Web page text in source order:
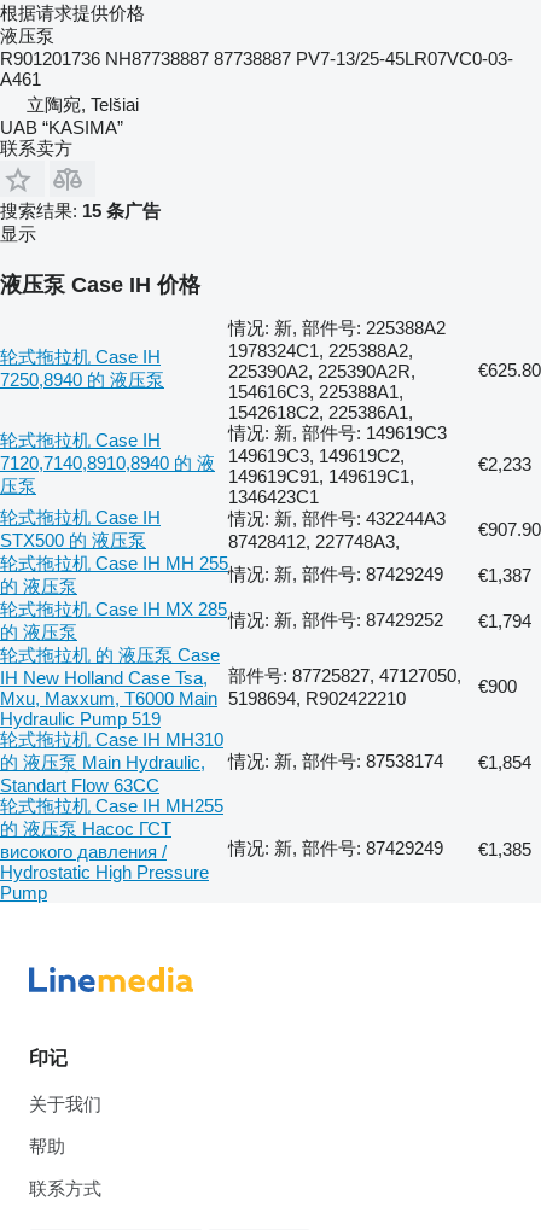
根据请求提供价格
液压泵
R901201736 NH87738887 87738887 PV7-13/25-45LR07VC0-03-
A461
立陶宛, Telšiai
UAB “KASIMA”
联系卖方
搜索结果: 15 条广告
显示
液压泵 Case IH 价格
轮式拖拉机 Case IH
7250,8940 的 液压泵
情况: 新, 部件号: 225388A2
1978324C1, 225388A2,
225390A2, 225390A2R,
154616C3, 225388A1,
1542618C2, 225386A1,
€625.80
轮式拖拉机 Case IH
7120,7140,8910,8940 的 液
压泵
情况: 新, 部件号: 149619C3
149619C3, 149619C2,
149619C91, 149619C1,
1346423C1
€2,233
轮式拖拉机 Case IH
STX500 的 液压泵
情况: 新, 部件号: 432244A3
87428412, 227748A3,
€907.90
轮式拖拉机 Case IH MH 255
的 液压泵
情况: 新, 部件号: 87429249
€1,387
轮式拖拉机 Case IH MX 285
的 液压泵
情况: 新, 部件号: 87429252
€1,794
轮式拖拉机 的 液压泵 Case
IH New Holland Case Tsa,
Mxu, Maxxum, T6000 Main
Hydraulic Pump 519
部件号: 87725827, 47127050,
5198694, R902422210
€900
轮式拖拉机 Case IH MH310
的 液压泵 Main Hydraulic,
Standart Flow 63CC
情况: 新, 部件号: 87538174 €1,854
轮式拖拉机 Case IH MH255
的 液压泵 Насос ГСТ
високого давления /
Hydrostatic High Pressure
Pump
情况: 新, 部件号: 87429249 €1,385
印记
关于我们
帮助
联系方式